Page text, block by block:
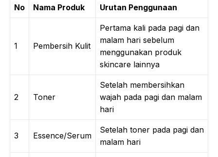
No Nama Produk Urutan Penggunaan
1 Pembersih Kulit
Pertama kali pada pagi dan
malam hari sebelum
menggunakan produk
skincare lainnya
2 Toner
Setelah membersihkan
wajah pada pagi dan malam
hari
3 Essence/Serum
Setelah toner pada pagi dan
malam hari